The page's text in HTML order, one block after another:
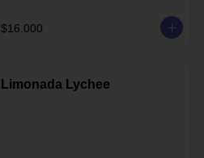
$16.000
Limonada Lychee